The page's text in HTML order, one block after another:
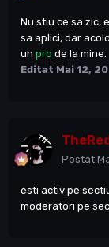
Nu stiu ce sa zic,
sa aplici, dar
un pro de la mine.
Editat Mai 12,
Postat
esti activ pe
moderatori pe